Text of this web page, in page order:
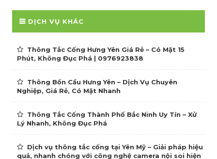
DỊCH VỤ KHÁC
Thông Tắc Cống Hưng Yên Giá Rẻ – Có Mặt 15
Phút, Không Đục Phá | 0976923838
Thông Bồn Cầu Hưng Yên – Dịch Vụ Chuyên
Nghiệp, Giá Rẻ, Có Mặt Nhanh
Thông Tắc Cống Thành Phố Bắc Ninh Uy Tín – Xử
Lý Nhanh, Không Đục Phá
Dịch vụ thông tắc cống tại Yên Mỹ – Giải pháp hiệu
quả, nhanh chóng với công nghệ camera nội soi hiện